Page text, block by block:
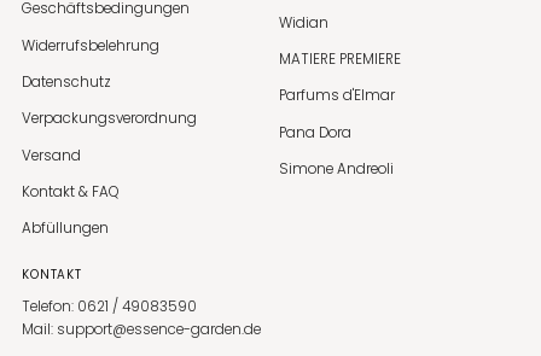
Geschäftsbedingungen
Widerrufsbelehrung
Datenschutz
Verpackungsverordnung
Versand
Kontakt & FAQ
Abfüllungen
Widian
MATIERE PREMIERE
Parfums d'Elmar
Pana Dora
Simone Andreoli
KONTAKT
Telefon: 0621 / 49083590
Mail: support@essence-garden.de